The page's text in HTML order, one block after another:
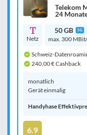
Telekom
24
Netz
50 GB 5G
max. 300
Schweiz-
240,00 € Cashback
monatlich
Gerät einmalig
Handyhase
6.9